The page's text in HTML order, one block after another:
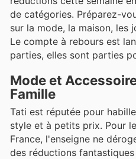
de catégories. Préparez-
sur la mode, la maison, les
Le compte à rebours est
parties, elles sont parties
Mode et
Famille
Tati est réputée pour
style et à petits prix. Pour
France, l'enseigne ne
des réductions